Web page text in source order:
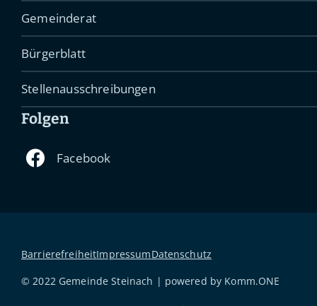
Gemeinderat
Bürgerblatt
Stellenausschreibungen
Folgen
BarrierefreiheitImpressumDatenschutz
© 2022 Gemeinde Steinach | powered by Komm.ONE